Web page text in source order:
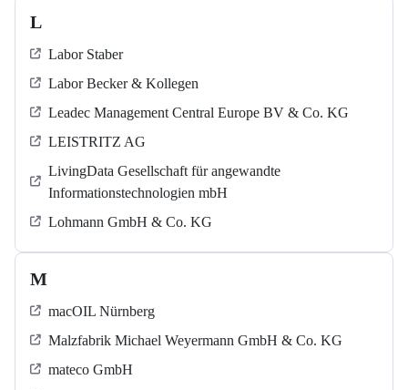
L
Labor Staber
Labor Becker & Kollegen
Leadec Management Central Europe BV & Co. KG
LEISTRITZ AG
LivingData Gesellschaft für angewandte
Informationstechnologien mbH
Lohmann GmbH & Co. KG
M
macOIL Nürnberg
Malzfabrik Michael Weyermann GmbH & Co. KG
mateco GmbH